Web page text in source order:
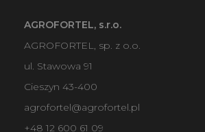
AGROFORTEL, s.r.o.
AGROFORTEL, sp. z o.o.
ul. Stawowa 91
Cieszyn 43-400
agrofortel@agrofortel.pl
+48 12 600 61 09